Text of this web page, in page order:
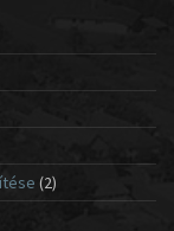
(2)